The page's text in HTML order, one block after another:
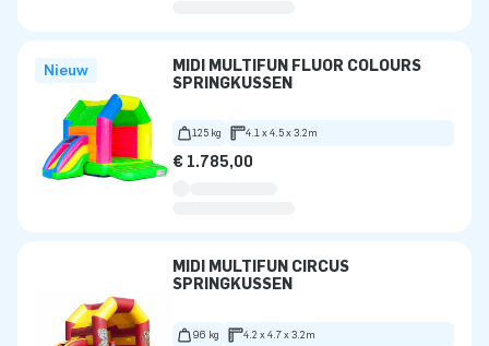
Nieuw
MIDI MULTIFUN FLUOR COLOURS
SPRINGKUSSEN
125 kg 4.1 x 4.5 x 3.2m
€ 1.785,00
MIDI MULTIFUN CIRCUS
SPRINGKUSSEN
96 kg 4.2 x 4.7 x 3.2m